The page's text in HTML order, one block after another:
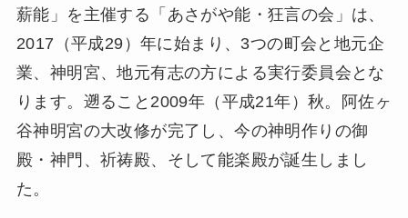
薪能」を主催する「あさがや能・狂言の会」は、
2017（平成29）年に始まり、3つの町会と地元企
業、神明宮、地元有志の方による実行委員会とな
ります。遡ること2009年（平成21年）秋。阿佐ヶ
谷神明宮の大改修が完了し、今の神明作りの御
殿・神門、祈祷殿、そして能楽殿が誕生しまし
た。